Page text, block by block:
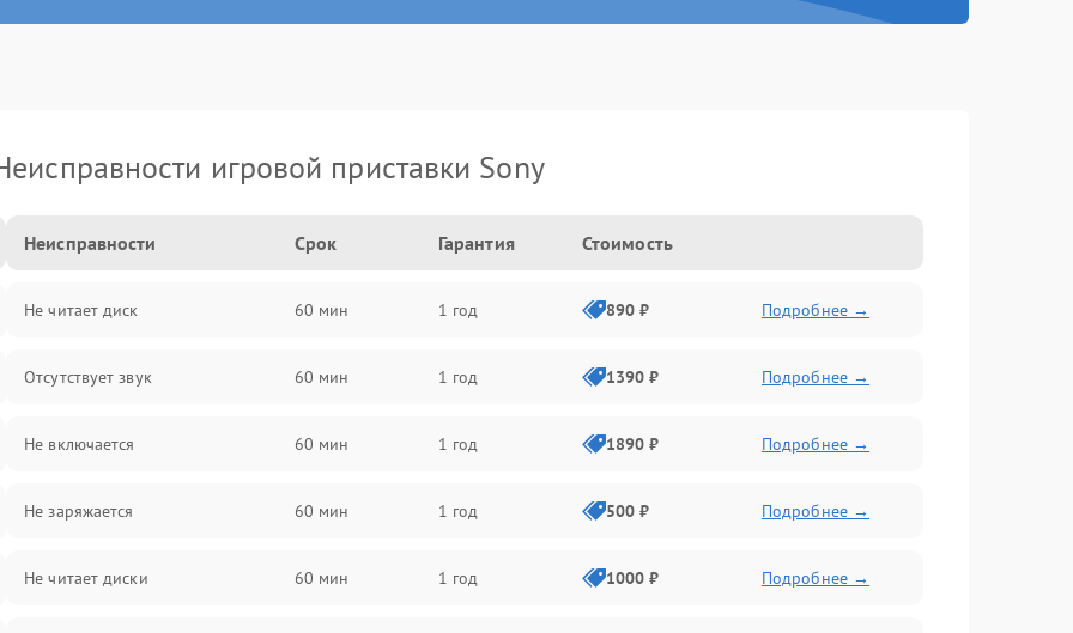
игровой приставки Sony
Неисправности Срок Гарантия Стоимость
Не читает диск 60 мин 1 год 890 ₽ Подробнее →
Отсутствует звук 60 мин 1 год 1390 ₽ Подробнее →
Не включается 60 мин 1 год 1890 ₽ Подробнее →
Не заряжается 60 мин 1 год 500 ₽ Подробнее →
Не читает диски 60 мин 1 год 1000 ₽ Подробнее →